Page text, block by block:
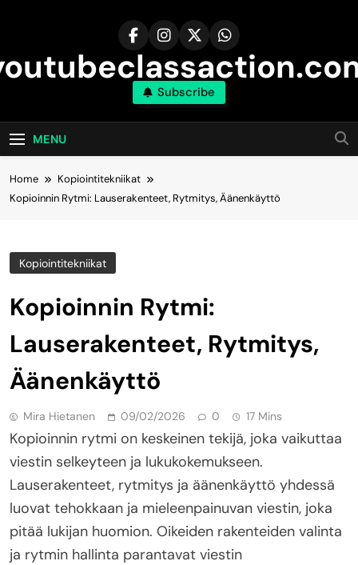
Subscribe
MENU
Home
Kopiointitekniikat
Kopioinnin Rytmi: Lauserakenteet, Rytmitys, Äänenkäyttö
Kopiointitekniikat
Kopioinnin Rytmi:
Lauserakenteet, Rytmitys,
Äänenkäyttö
Mira Hietanen 09/02/2026 0 17 Mins
Kopioinnin rytmi on keskeinen tekijä, joka vaikuttaa
viestin selkeyteen ja lukukokemukseen.
Lauserakenteet, rytmitys ja äänenkäyttö yhdessä
luovat tehokkaan ja mieleenpainuvan viestin, joka
pitää lukijan huomion. Oikeiden rakenteiden valinta
ja rytmin hallinta parantavat viestin